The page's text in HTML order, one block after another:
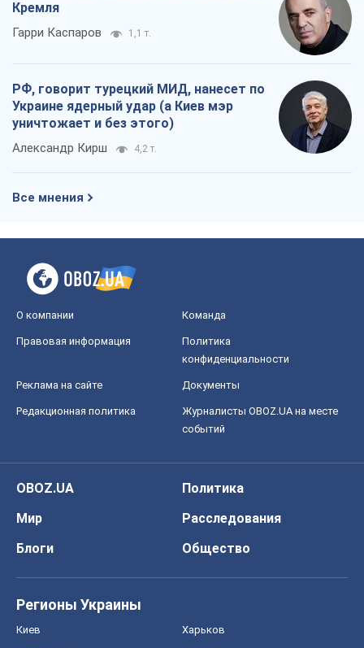
Кремля
Гарри Каспаров 1,1 т.
РФ, говорит турецкий МИД, нанесет по
Украине ядерный удар (а Киев мэр
уничтожает и без этого)
Александр Кирш 4,2 т.
Все мнения
О компании Команда
Правовая информация
Политика
конфиденциальности
Реклама на сайте Документы
Редакционная политика
Журналисты OBOZ.UA на месте
событий
OBOZ.UA
Политика
Мир
Расследования
Блоги
Общество
Регионы Украины
Киев Харьков